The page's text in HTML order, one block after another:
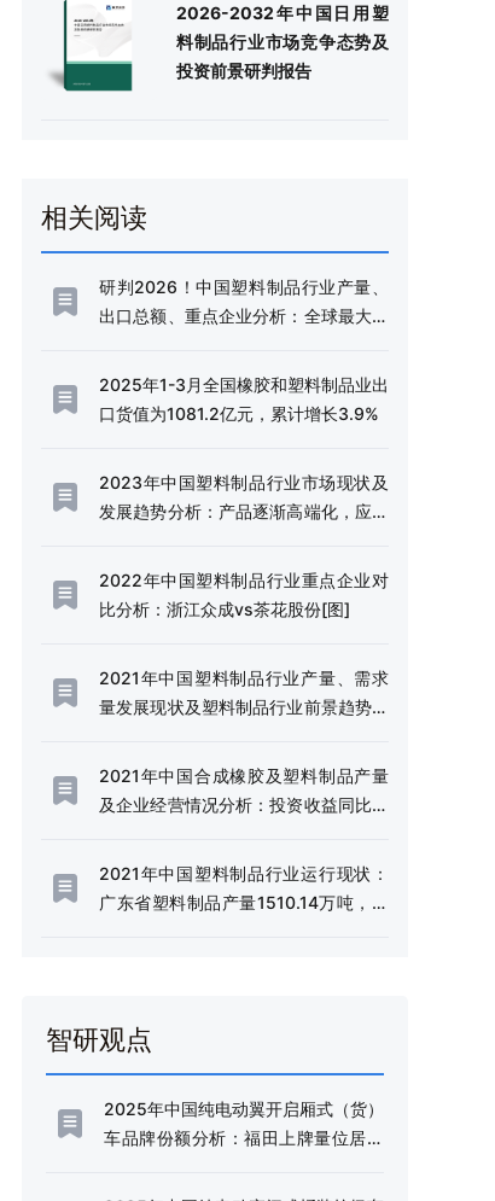
2026-2032年中国日用塑
料制品行业市场竞争态势及
投资前景研判报告
相关阅读
研判2026！中国塑料制品行业产量、
出口总额、重点企业分析：全球最大生
业在波动中谋求高质量发展[图]
2025年1-3月全国橡胶和塑料制品业出
口货值为1081.2亿元，累计增长3.9%
2023年中国塑料制品行业市场现状及
发展趋势分析：产品逐渐高端化，应用
2022年中国塑料制品行业重点企业对
比分析：浙江众成vs茶花股份[图]
2021年中国塑料制品行业产量、需求
量发展现状及塑料制品行业前景趋势分
2021年中国合成橡胶及塑料制品产量
及企业经营情况分析：投资收益同比增
2021年中国塑料制品行业运行现状：
广东省塑料制品产量1510.14万吨，位
智研观点
2025年中国纯电动翼开启厢式（货）
车品牌份额分析：福田上牌量位居首